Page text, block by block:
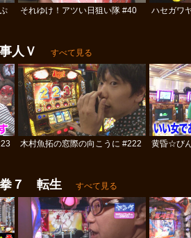
それゆけ！アツい日狙い隊 #40 ハセガワ
人Ｖ すべて見る
木村魚拓の窓際の向こうに #222 黄昏☆び
拳７ 転生 すべて見る